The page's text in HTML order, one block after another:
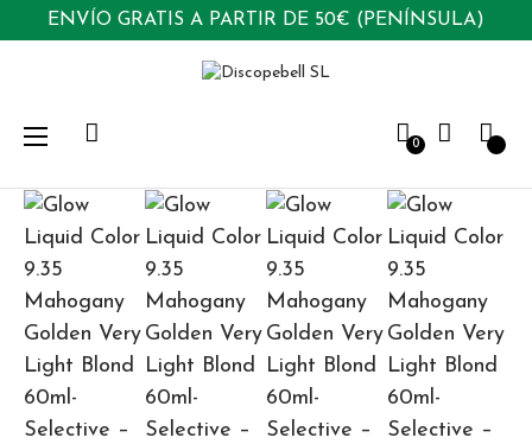
ENVÍO GRATIS A PARTIR DE 50€ (PENÍNSULA)
0
Navegación
palanca
☰